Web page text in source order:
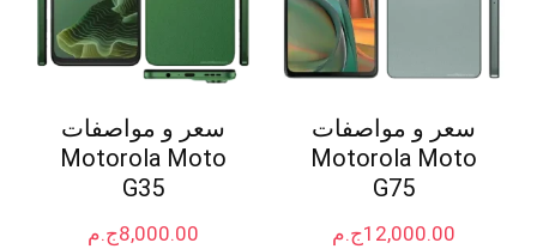
سعر و مواصفات
Motorola Moto
G75
ج.م12,000.00
سعر و مواصفات
Motorola Moto
G35
ج.م8,000.00